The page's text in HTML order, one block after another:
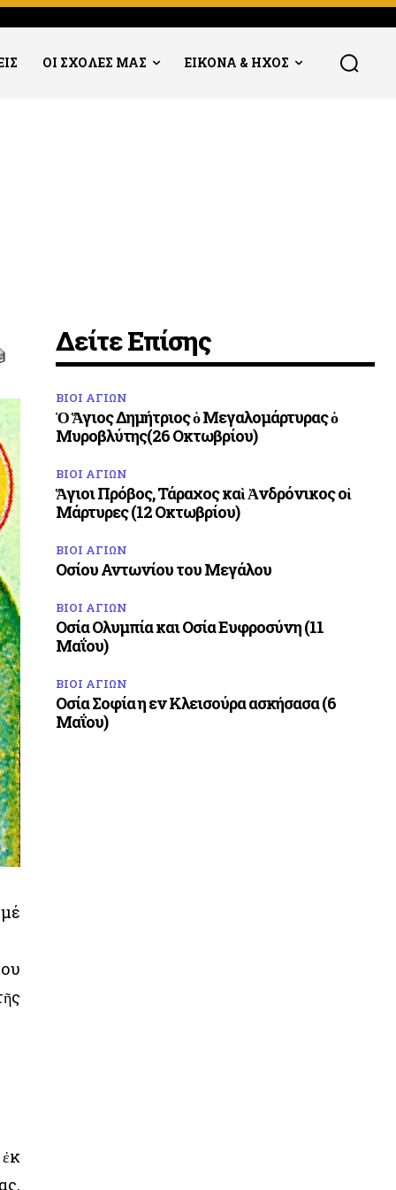
ΟΙ ΣΧΟΛΕΣ ΜΑΣ ΕΙΚΟΝΑ & ΗΧΟΣ
Δείτε Επίσης
ΒΙΟΙ ΑΓΙΩΝ
Ὁ Ἅγιος Δημήτριος ὁ Μεγαλομάρτυρας ὁ
Μυροβλύτης(26 Οκτωβρίου)
ΒΙΟΙ ΑΓΙΩΝ
Ἅγιοι Πρόβος, Τάραχος καὶ Ἀνδρόνικος οἱ
Μάρτυρες (12 Οκτωβρίου)
ΒΙΟΙ ΑΓΙΩΝ
Οσίου Αντωνίου του Μεγάλου
ΒΙΟΙ ΑΓΙΩΝ
Οσία Ολυμπία και Οσία Ευφροσύνη (11
Μαΐου)
ΒΙΟΙ ΑΓΙΩΝ
Οσία Σοφία η εν Κλεισούρα ασκήσασα (6
Μαΐου)